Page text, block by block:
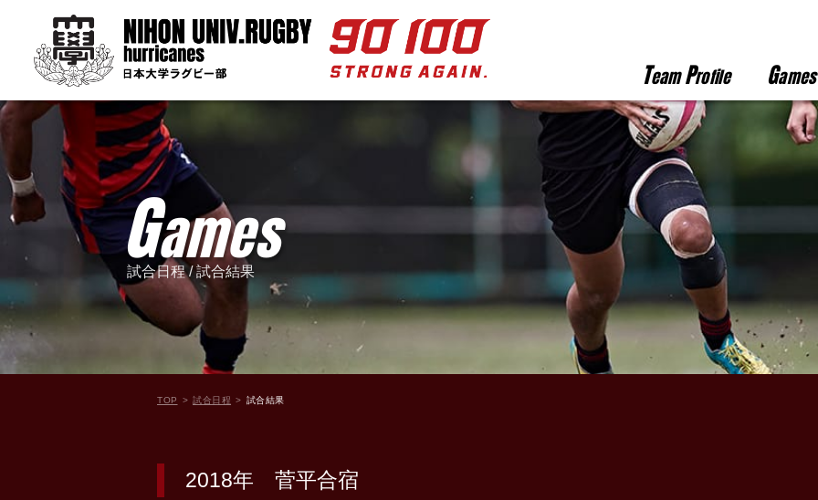
TeamProfile Games
Games
試合日程 / 試合結果
TOP 試合日程 試合結果
2018年 菅平合宿